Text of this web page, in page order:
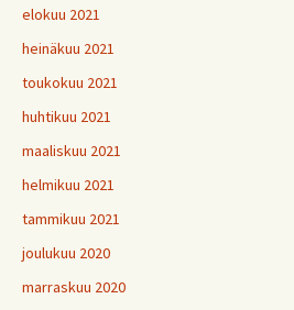
elokuu 2021
heinäkuu 2021
toukokuu 2021
huhtikuu 2021
maaliskuu 2021
helmikuu 2021
tammikuu 2021
joulukuu 2020
marraskuu 2020